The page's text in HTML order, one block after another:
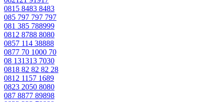
0815 8483 8483
085 797 797 797
081 385 788999
0812 8788 8080
0857 114 38888
0877 70 1000 70
08 131313 7030
0818 82 82 82 28
0812 1157 1689
0823 2050 8080
087 8877 89898